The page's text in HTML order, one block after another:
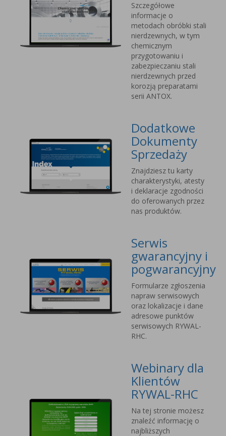
Szczegółowe
informacje o
metodach obróbki stali
nierdzewnych, w tym
chemicznym
przygotowaniu i
zabezpieczaniu stali
nierdzewnych przed
korozją preparatami
serii ANTOX.
Dodatkowe
Dokumenty
Sprzedaży
Znajdziesz tu karty
charakterystyki, atesty
i deklaracje zgodności
do oferowanych przez
nas produktów.
Serwis
gwarancyjny i
pogwarancyjny
Formularze zgłoszenia
napraw serwisowych
oraz lokalizacje i dane
adresowe punktów
serwisowych RYWAL-
RHC.
Webinary dla
Klientów
RYWAL-RHC
Na tej stronie możesz
znaleźć informację o
najbliższych